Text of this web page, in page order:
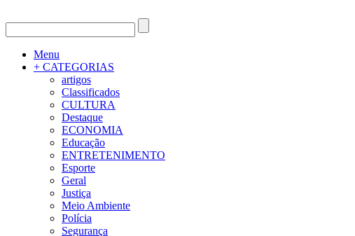
Menu
+ CATEGORIAS
artigos
Classificados
CULTURA
Destaque
ECONOMIA
Educação
ENTRETENIMENTO
Esporte
Geral
Justiça
Meio Ambiente
Polícia
Segurança